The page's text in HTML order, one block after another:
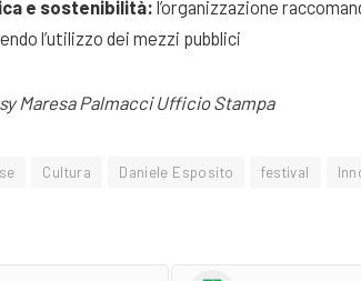
e sostenibilità: l’organizzazione
l’utilizzo dei mezzi pubblici
Maresa Palmacci Ufficio Stampa
Cultura Daniele Esposito festival